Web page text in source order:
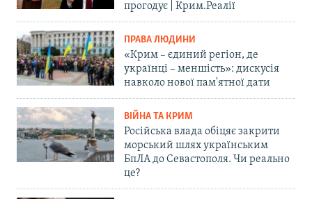
прогодує | Крим.Реалії
ПРАВА ЛЮДИНИ
«Крим – єдиний регіон, де
українці – меншість»: дискусія
навколо нової пам'ятної дати
ВІЙНА ТА КРИМ
Російська влада обіцяє закрити
морський шлях українським
БпЛА до Севастополя. Чи реально
це?